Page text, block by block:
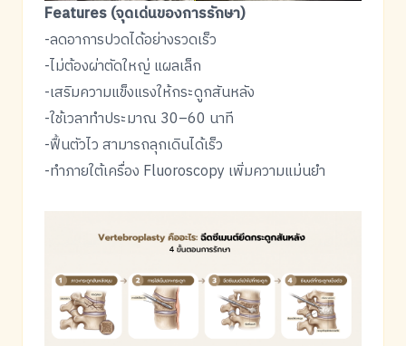
Features (จุดเด่นของการรักษา)
-ลดอาการปวดได้อย่างรวดเร็ว
-ไม่ต้องผ่าตัดใหญ่ แผลเล็ก
-เสริมความแข็งแรงให้กระดูกสันหลัง
-ใช้เวลาทำประมาณ 30–60 นาที
-ฟื้นตัวไว สามารถลุกเดินได้เร็ว
-ทำภายใต้เครื่อง Fluoroscopy เพิ่มความแม่นยำ